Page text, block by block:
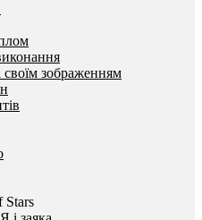
своїм зображенням
Stars